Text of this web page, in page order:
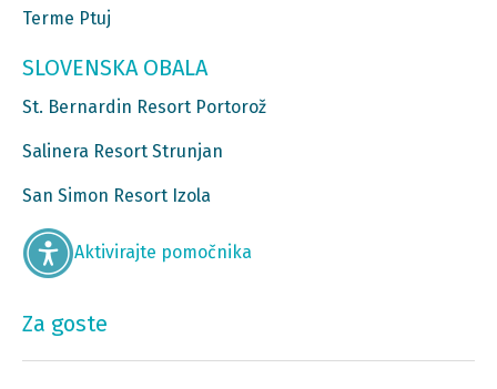
Terme Ptuj
SLOVENSKA OBALA
St. Bernardin Resort Portorož
Salinera Resort Strunjan
San Simon Resort Izola
Aktivirajte pomočnika
Za goste